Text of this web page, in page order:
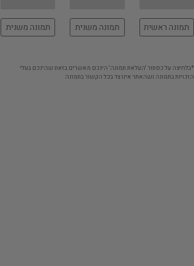
תמונה ראשית תמונה משנית תמונה משנית
*בלחיצה על כפתור 'העלאת תמונה' הינכם מאשרים בזאת שהינכם בעלי
הזכויות בתמונה ושהאתר אינו צד בכל הקשור בתמונה